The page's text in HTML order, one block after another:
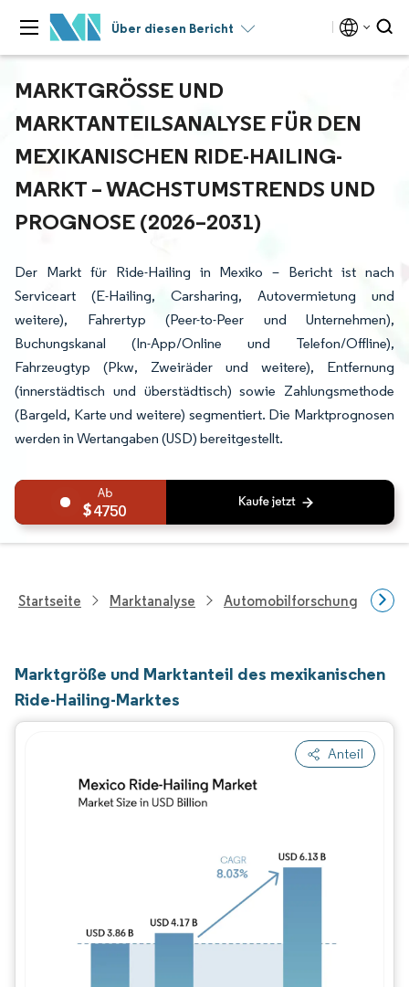
Über diesen Bericht
MARKTGRÖSSE UND M
ARKTANTEILSANALYSE FÜR DEN M
EXIKANISCHEN RIDE-HAILING-M
ARKT – WACHSTUMSTRENDS UND P
ROGNOSE (2026–2031)
Der Markt für Ride-Hailing in Mexiko – Bericht ist nach
Serviceart (E-Hailing, Carsharing, Autovermietung und
weitere), Fahrertyp (Peer-to-Peer und Unternehmen),
Buchungskanal (In-App/Online und Telefon/Offline),
Fahrzeugtyp (Pkw, Zweiräder und weitere), Entfernung
(innerstädtisch und überstädtisch) sowie Zahlungsmethode
(Bargeld, Karte und weitere) segmentiert. Die Marktprognosen
werden in Wertangaben (USD) bereitgestellt.
4750
Startseite Marktanalyse Automobilforschung
Marktgröße und Marktanteil des mexikanischen
Ride-Hailing-Marktes
Anteil